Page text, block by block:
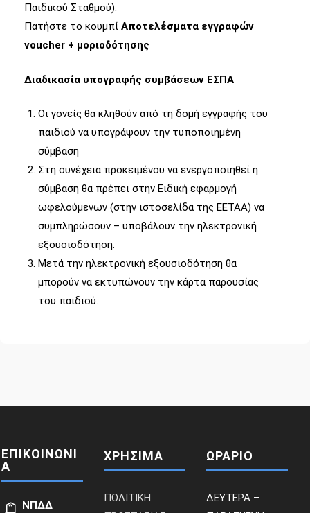
Παιδικού Σταθμού).
Πατήστε το κουμπί Αποτελέσματα εγγραφών
voucher + μοριοδότησης
Διαδικασία υπογραφής συμβάσεων ΕΣΠΑ
Οι γονείς θα κληθούν από τη δομή εγγραφής του
παιδιού να υπογράψουν την τυποποιημένη
σύμβαση
Στη συνέχεια προκειμένου να ενεργοποιηθεί η
σύμβαση θα πρέπει στην Ειδική εφαρμογή
ωφελούμενων (στην ιστοσελίδα της ΕΕΤΑΑ) να
συμπληρώσουν – υποβάλουν την ηλεκτρονική
εξουσιοδότηση.
Μετά την ηλεκτρονική εξουσιοδότηση θα
μπορούν να εκτυπώνουν την κάρτα παρουσίας
του παιδιού.
ΕΠΙΚΟΙΝΩΝΙ
Α
ΝΠΔΔ
ΧΡΗΣΙΜΑ
ΠΟΛΙΤΙΚΗ
ΩΡΑΡΙΟ
ΔΕΥΤΕΡΑ –